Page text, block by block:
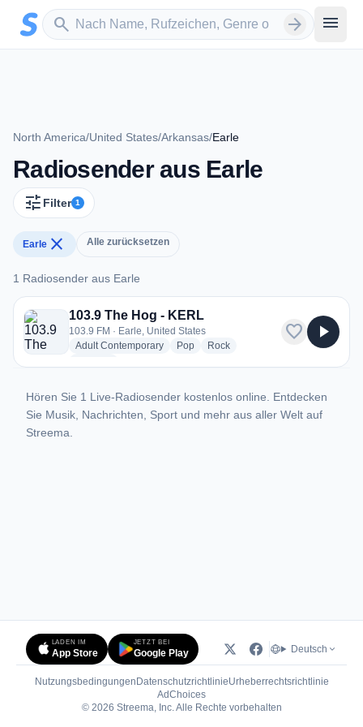
Zum Hauptinhalt springen
search
Sender suchen arrow_forward menu
North America/United States/Arkansas/Earle
Radiosender aus Earle
tune Filter 1
Earle close Alle zurücksetzen
1 Radiosender aus Earle
1 Radiosender aus Earle
103.9 The Hog - KERL
103.9 FM · Earle, United States
Adult Contemporaryradio stations
Popradio stations
Rockradio stations
favorite play_arrow
Hören Sie 1 Live-Radiosender kostenlos online. Entdecken
Sie Musik, Nachrichten, Sport und mehr aus aller Welt auf
Streema.
LADEN IM
App Store
JETZT BEI
Google Play Deutsch
Nutzungsbedingungen DatenschutzrichtlinieUrheberrechtsrichtlinie
AdChoices(öffnet in neuem Tab)
© 2026 Streema, Inc. Alle Rechte vorbehalten